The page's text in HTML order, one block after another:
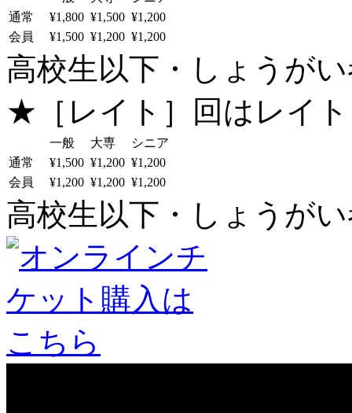
通常
¥1,800 ¥1,500 ¥1,200
会員
¥1,500 ¥1,200 ¥1,200
高校生以下・しょうがい
★［レイト］回はレイ
一般 大専
シニア
通常
¥1,500 ¥1,200 ¥1,200
会員
¥1,200 ¥1,200 ¥1,200
高校生以下・しょうがい